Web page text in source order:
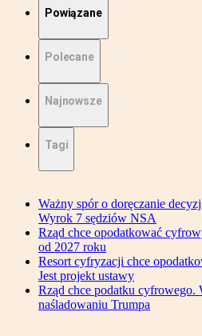
Powiązane
Polecane
Najnowsze
Tagi
Ważny spór o doręczanie
Wyrok 7 sędziów NSA
Rząd chce opodatkować
od 2027 roku
Resort cyfryzacji chce
Jest projekt ustawy
Rząd chce podatku cyfrowego.
naśladowaniu Trumpa